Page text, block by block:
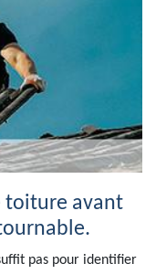
toiture avant
pas pour identifier